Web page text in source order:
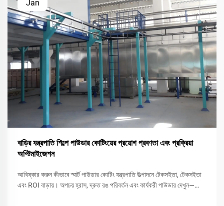
Jan
বাড়ির যন্ত্রপাতি শিল্পে পাউডার কোটিংয়ের প্রয়োগ প্রবণতা এবং প্রক্রিয়া
অপ্টিমাইজেশন
আবিষ্কার করুন কীভাবে স্মার্ট পাউডার কোটিং যন্ত্রপাতি উত্পাদনে টেকসইতা, টেকসইতা
এবং ROI বাড়ায়। অপচয় হ্রাস, দ্রুত রঙ পরিবর্তন এবং কার্যকরী পাউডার দেখুন—